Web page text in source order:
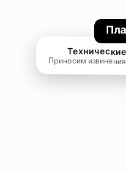
Приносим